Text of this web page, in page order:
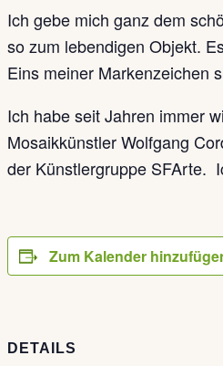
Ich gebe mich ganz dem
so zum lebendigen Objekt.
Eins meiner Markenzeichen
Ich habe seit Jahren immer
Mosaikkünstler Wolfgang
der Künstlergruppe SFArte.
Zum Kalender
DETAILS